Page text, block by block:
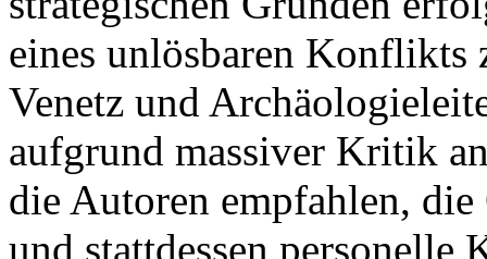
eines unlösbaren Konflikts
Venetz und
aufgrund massiver Kritik
die Autoren empfahlen,
und stattdessen personelle